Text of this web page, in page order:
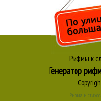
Рифмы к
Генератор
Рифма и